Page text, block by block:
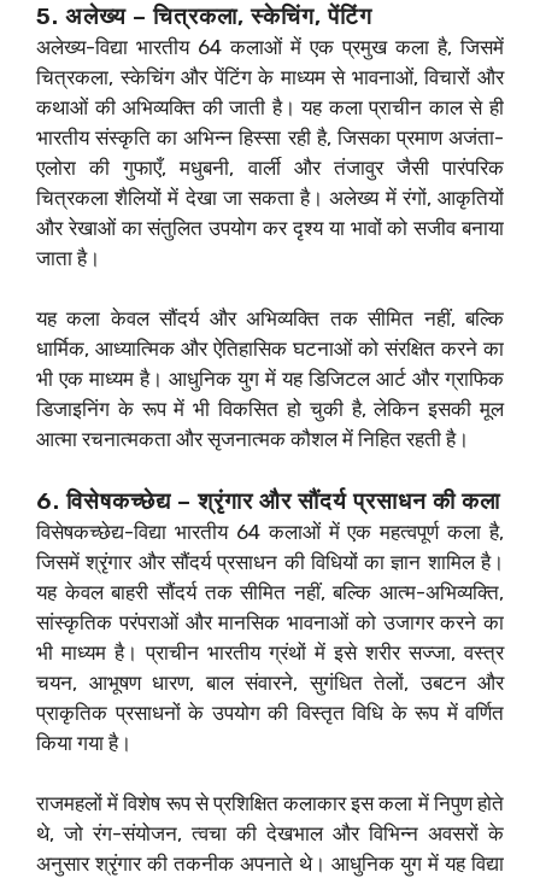
5. अलेख्य – चित्रकला, स्केचिंग, पेंटिंग
अलेख्य-विद्या भारतीय 64 कलाओं में एक प्रमुख कला है, जिसमें
चित्रकला, स्केचिंग और पेंटिंग के माध्यम से भावनाओं, विचारों और
कथाओं की अभिव्यक्ति की जाती है। यह कला प्राचीन काल से ही
भारतीय संस्कृति का अभिन्न हिस्सा रही है, जिसका प्रमाण अजंता-
एलोरा की गुफाएँ, मधुबनी, वार्ली और तंजावुर जैसी पारंपरिक
चित्रकला शैलियों में देखा जा सकता है। अलेख्य में रंगों, आकृतियों
और रेखाओं का संतुलित उपयोग कर दृश्य या भावों को सजीव बनाया
जाता है।
यह कला केवल सौंदर्य और अभिव्यक्ति तक सीमित नहीं, बल्कि
धार्मिक, आध्यात्मिक और ऐतिहासिक घटनाओं को संरक्षित करने का
भी एक माध्यम है। आधुनिक युग में यह डिजिटल आर्ट और ग्राफिक
डिजाइनिंग के रूप में भी विकसित हो चुकी है, लेकिन इसकी मूल
आत्मा रचनात्मकता और सृजनात्मक कौशल में निहित रहती है।
6. विसेषकच्छेद्य – श्रृंगार और सौंदर्य प्रसाधन की कला
विसेषकच्छेद्य-विद्या भारतीय 64 कलाओं में एक महत्वपूर्ण कला है,
जिसमें श्रृंगार और सौंदर्य प्रसाधन की विधियों का ज्ञान शामिल है।
यह केवल बाहरी सौंदर्य तक सीमित नहीं, बल्कि आत्म-अभिव्यक्ति,
सांस्कृतिक परंपराओं और मानसिक भावनाओं को उजागर करने का
भी माध्यम है। प्राचीन भारतीय ग्रंथों में इसे शरीर सज्जा, वस्त्र
चयन, आभूषण धारण, बाल संवारने, सुगंधित तेलों, उबटन और
प्राकृतिक प्रसाधनों के उपयोग की विस्तृत विधि के रूप में वर्णित
किया गया है।
राजमहलों में विशेष रूप से प्रशिक्षित कलाकार इस कला में निपुण होते
थे, जो रंग-संयोजन, त्वचा की देखभाल और विभिन्न अवसरों के
अनुसार श्रृंगार की तकनीक अपनाते थे। आधुनिक युग में यह विद्या